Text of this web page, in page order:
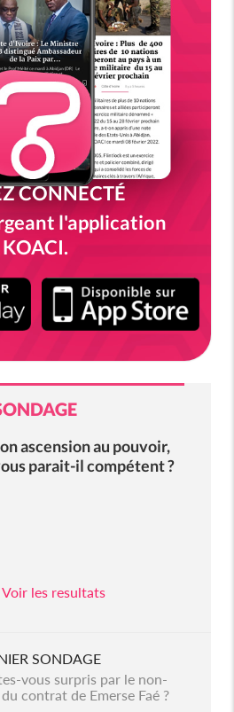
CONNECTÉ
l'application
KOACI.
ascension au pouvoir,
parait-il compétent ?
Voir les resultats
SONDAGE
vous surpris par le non-
contrat de Emerse Faé ?